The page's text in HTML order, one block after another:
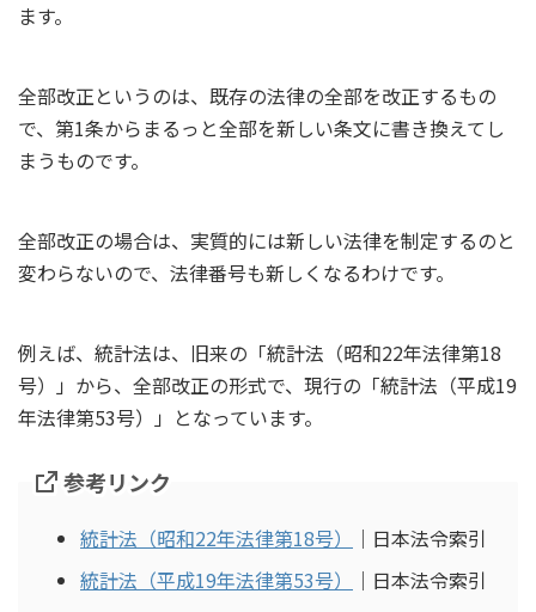
ます。
全部改正というのは、既存の法律の全部を改正するもの
で、第1条からまるっと全部を新しい条文に書き換えてし
まうものです。
全部改正の場合は、実質的には新しい法律を制定するのと
変わらないので、法律番号も新しくなるわけです。
例えば、統計法は、旧来の「統計法（昭和22年法律第18
号）」から、全部改正の形式で、現行の「統計法（平成19
年法律第53号）」となっています。
参考リンク
統計法（昭和22年法律第18号）
｜日本法令索引
統計法（平成19年法律第53号）
｜日本法令索引